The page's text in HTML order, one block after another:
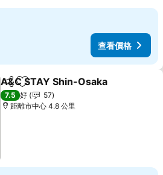
查看價格
分享 放到收藏夾
A&C STAY Shin-Osaka
7.5 好
57
距離市中心 4.8 公里